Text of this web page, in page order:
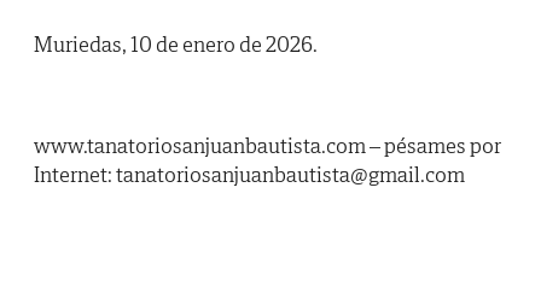
Muriedas, 10 de enero de 2026.
www.tanatoriosanjuanbautista.com – pésames por
Internet: tanatoriosanjuanbautista@gmail.com